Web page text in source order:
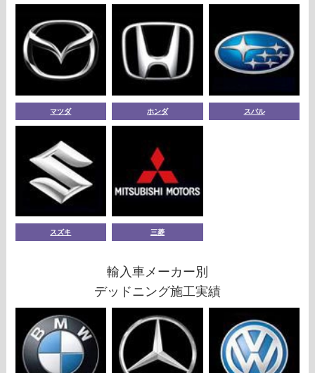
マツダ ホンダ スバル
スズキ 三菱
輸入車メーカー別
デッドニング施工実績